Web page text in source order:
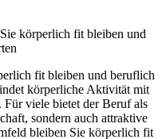
körperlich fit bleiben und
fit bleiben und beruflich
körperliche Aktivität mit
viele bietet der Beruf als
sondern auch attraktive
bleiben Sie körperlich fit